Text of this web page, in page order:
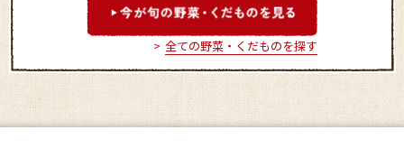
全ての野菜・くだものを探す